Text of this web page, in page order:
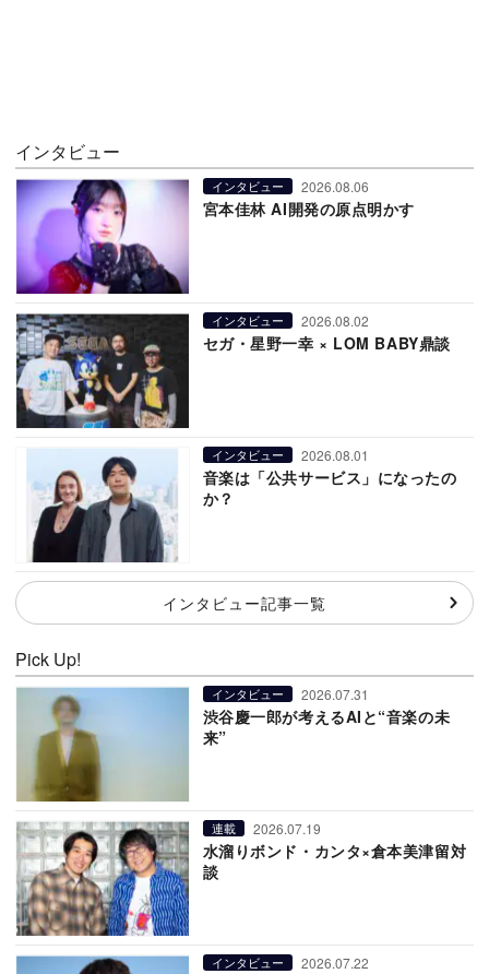
インタビュー
インタビュー 2026.08.06
宮本佳林 AI開発の原点明かす
インタビュー 2026.08.02
セガ・星野一幸 × LOM BABY鼎談
インタビュー 2026.08.01
音楽は「公共サービス」になったの
か？
インタビュー記事一覧
Pick Up!
インタビュー 2026.07.31
渋谷慶一郎が考えるAIと“音楽の未
来”
連載 2026.07.19
水溜りボンド・カンタ×倉本美津留対
談
インタビュー 2026.07.22